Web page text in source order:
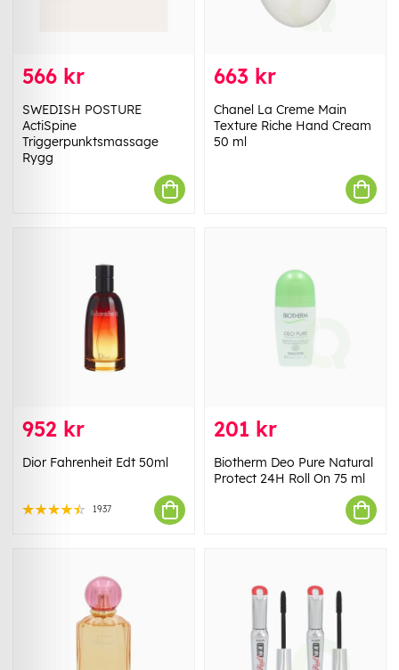
566 kr
SWEDISH POSTURE
ActiSpine
Triggerpunktsmassage
Rygg
663 kr
Chanel La Creme Main
Texture Riche Hand Cream
50 ml
952 kr
Dior Fahrenheit Edt 50ml
1937
201 kr
Biotherm Deo Pure Natural
Protect 24H Roll On 75 ml